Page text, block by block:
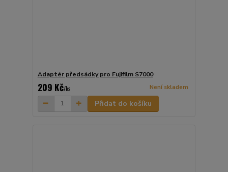
Adaptér předsádky pro Fujifilm S7000
209 Kč/ks Není skladem
Přidat do košíku